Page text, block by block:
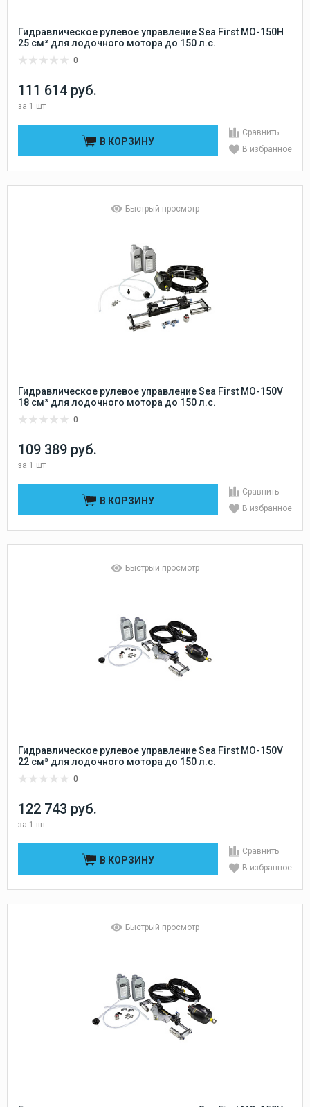
Гидравлическое рулевое управление Sea First MO-150H
25 см³ для лодочного мотора до 150 л.с.
0
111 614 руб.
за 1 шт
В КОРЗИНУ
Сравнить
В избранное
Быстрый просмотр
Гидравлическое рулевое управление Sea First MO-150V
18 см³ для лодочного мотора до 150 л.с.
0
109 389 руб.
за 1 шт
В КОРЗИНУ
Сравнить
В избранное
Быстрый просмотр
Гидравлическое рулевое управление Sea First MO-150V
22 см³ для лодочного мотора до 150 л.с.
0
122 743 руб.
за 1 шт
В КОРЗИНУ
Сравнить
В избранное
Быстрый просмотр